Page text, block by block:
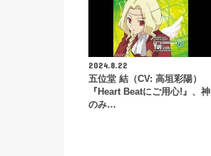
2024.8.22
五位堂 結（CV: 高垣彩陽）
『Heart Beatにご用心!』、神
のみ…